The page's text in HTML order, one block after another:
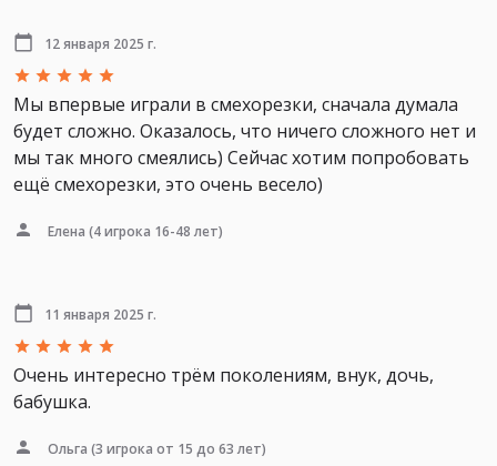
12 января 2025 г.
Мы впервые играли в смехорезки, сначала думала
будет сложно. Оказалось, что ничего сложного нет и
мы так много смеялись) Сейчас хотим попробовать
ещё смехорезки, это очень весело)
Елена (4 игрока 16-48 лет)
11 января 2025 г.
Очень интересно трём поколениям, внук, дочь,
бабушка.
Ольга (3 игрока от 15 до 63 лет)